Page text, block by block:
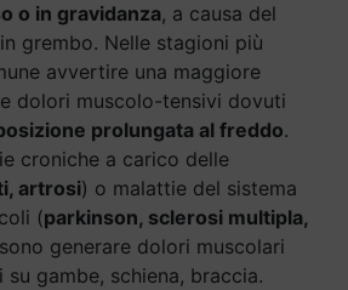
o in gravidanza, a causa del
grembo. Nelle stagioni più
avvertire una maggiore
dolori muscolo-tensivi dovuti
prolungata al freddo.
croniche a carico delle
artrosi) o malattie del sistema
(parkinson, sclerosi multipla,
generare dolori muscolari
gambe, schiena, braccia.